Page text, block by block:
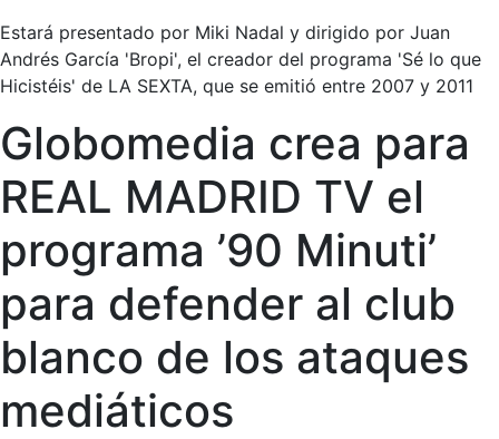
Estará presentado por Miki Nadal y dirigido por Juan
Andrés García 'Bropi', el creador del programa 'Sé lo que
Hicistéis' de LA SEXTA, que se emitió entre 2007 y 2011
Globomedia crea para
REAL MADRID TV el
programa ’90 Minuti’
para defender al club
blanco de los ataques
mediáticos